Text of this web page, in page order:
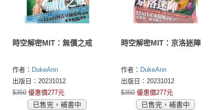
時空解密MIT：無價之戒
作者： DukeAnn
出版日：20231012
$350 優惠價277元
已售完，補書中
時空解密MIT：京洛迷陣
作者： DukeAnn
出版日：20231012
$350 優惠價277元
已售完，補書中